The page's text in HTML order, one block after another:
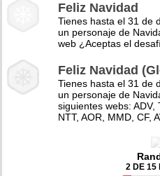
Feliz Navidad
Tienes hasta el 31 de
un personaje de
web ¿Aceptas el
Feliz Navidad
Tienes hasta el 31 de
un personaje de
siguientes webs: ADV,
NTT, AOR, MMD, CF,
2 DE 15